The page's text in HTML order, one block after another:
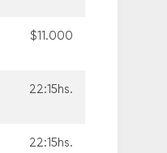
$11.000
22:15hs.
22:15hs.